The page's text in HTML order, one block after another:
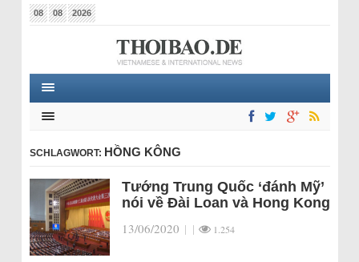
08 08 2026
SCHLAGWORT: HỒNG KÔNG
Tướng Trung Quốc ‘đánh Mỹ’
nói về Đài Loan và Hong Kong
13/06/2020 | | 1.254